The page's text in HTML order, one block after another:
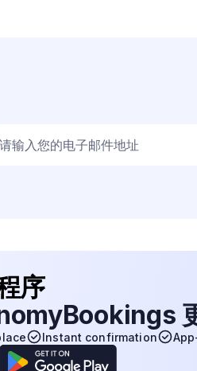
请输入您的电子邮件地址
序
Instant confirmation